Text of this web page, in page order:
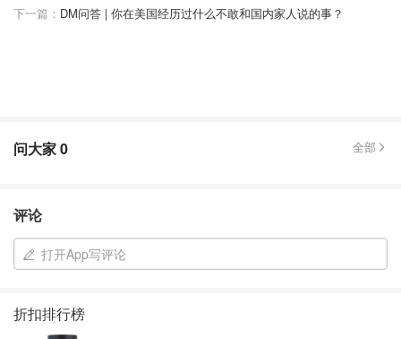
下一篇： DM问答 | 你在美国经历过什么不敢和国内家人说的事？
问大家0 全部
评论
打开App写评论
折扣排行榜